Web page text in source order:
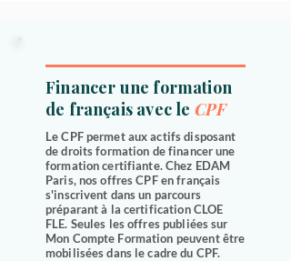
Financer une formation
de français avec le CPF
Le CPF permet aux actifs disposant
de droits formation de financer une
formation certifiante. Chez EDAM
Paris, nos offres CPF en français
s'inscrivent dans un parcours
préparant à la certification CLOE
FLE. Seules les offres publiées sur
Mon Compte Formation peuvent être
mobilisées dans le cadre du CPF.